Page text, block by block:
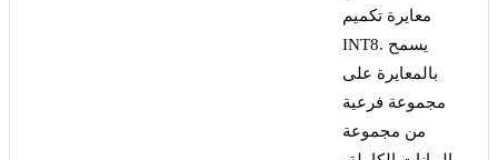
معايرة تكميم
INT8. يسمح
بالمعايرة على
مجموعة فرعية
من مجموعة